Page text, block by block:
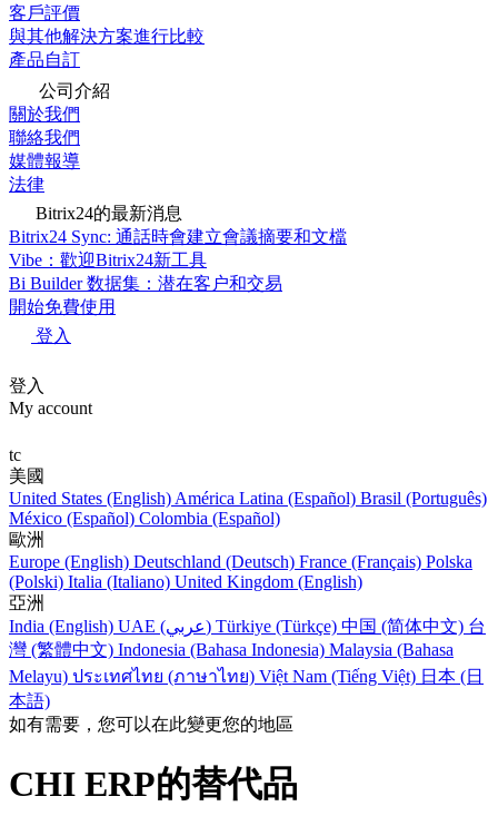
客戶評價
與其他解決方案進行比較
產品自訂
公司介紹
關於我們
聯絡我們
媒體報導
法律
Bitrix24的最新消息
Bitrix24 Sync: 通話時會建立會議摘要和文檔
Vibe：歡迎Bitrix24新工具
Bi Builder 数据集：潜在客户和交易
開始免費使用
登入
登入
My account
tc
美國
United States (English) América Latina (Español) Brasil (Português)
México (Español) Colombia (Español)
歐洲
Europe (English) Deutschland (Deutsch) France (Français) Polska
(Polski) Italia (Italiano) United Kingdom (English)
亞洲
India (English)
UAE (عربي) Türkiye (Türkçe) 中国 (简体中文) 台
灣 (繁體中文) Indonesia (Bahasa Indonesia) Malaysia (Bahasa
Melayu) ประเทศไทย (ภาษาไทย) Việt Nam (Tiếng Việt) 日本 (日
本語)
如有需要，您可以在此變更您的地區
CHI ERP的替代品